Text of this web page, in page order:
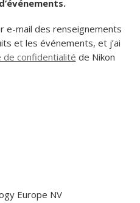
e-mail des renseignements
et les événements, et j’ai
de confidentialitéde Nikon
Europe NV